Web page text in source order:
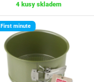
4 kusy skladem
First minute